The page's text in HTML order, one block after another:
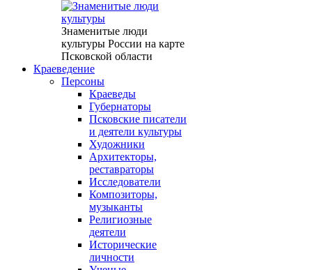
Знаменитые люди
культуры России на карте
Псковской области
Краеведение
Персоны
Краеведы
Губернаторы
Псковские писатели
и деятели культуры
Художники
Архитекторы,
реставраторы
Исследователи
Композиторы,
музыканты
Религиозные
деятели
Исторические
личности